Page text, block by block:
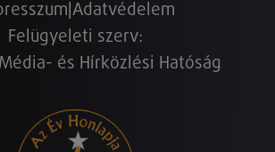
Adatvédelem
Felügyeleti szerv:
és Hírközlési Hatóság